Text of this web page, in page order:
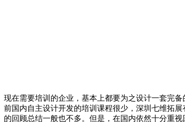
现在需要培训的企业，基本上都要为之设计一套完
前国内自主设计开发的培训课程很少，深圳七维拓
的回顾总结一般也不多。但是，在国内依然十分重